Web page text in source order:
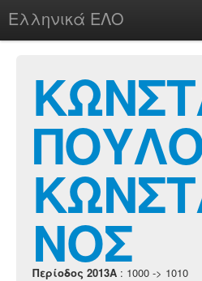
Ελληνικά ΕΛΟ
chesstu.be @ discord
Login
ΝΟΣ
Περίοδος 2013A : 1000 -> 1010